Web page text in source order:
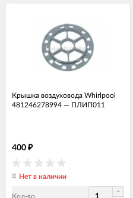
Крышка воздуховода Whirlpool
481246278994 — ПЛИП011
400 ₽
Нет в наличии
Кол-во